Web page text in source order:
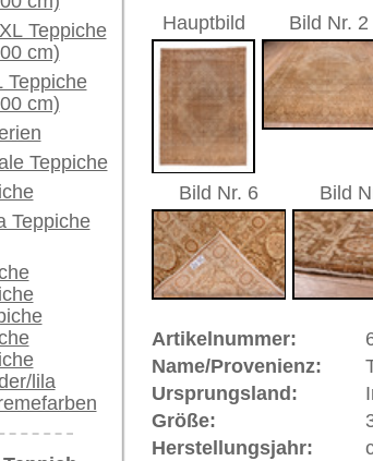
Grundfarbe:
Bemerkungen:
Unikat. Handgeknüpfter / traditionell
Der Flor dieses Teppichs besteht aus
Preis (inkl. MwSt.): € 21.000
Voraussichtliche Lieferzeit:
4 - 8 Werktage
in Warenkorb
Mehr über die Provenienz Tabriz, ca. 1910 | Iran
Tabriz ist die Hauptstadt der ProvinzAserbaidjan
im
zurückgeführt auf Tav-riz, das in Pahlavi etwa mit der "Urgrund
damit Bezug nimmt auf die zahllosen am Vulkan Sahend
Überlieferung wurde die Stadt vom Kalifen Harun al-Rashid ca.
Tabriz gilt seit dem 17. Jh. als ein sehr bedeutendes Teppich-
Die feinen Tabriz-Knüpfungen gelten als die besten, die im Iran
Dieser Tabriz, ca. 1910 hat ein "Mahi"-Muster kurz für "Mahi-
wie "Fische im Teich". Dieses Muster wird auch"Herati"-
Jahrhundert in Herat entstanden ist. Eine Rosette wird von
vier gebogenen und gezackten Blättern umgeben ist, in
Rauten und Blüten verbunden. Der Name rührt daher, dass
stilisierten Fischen sehr ähneln.